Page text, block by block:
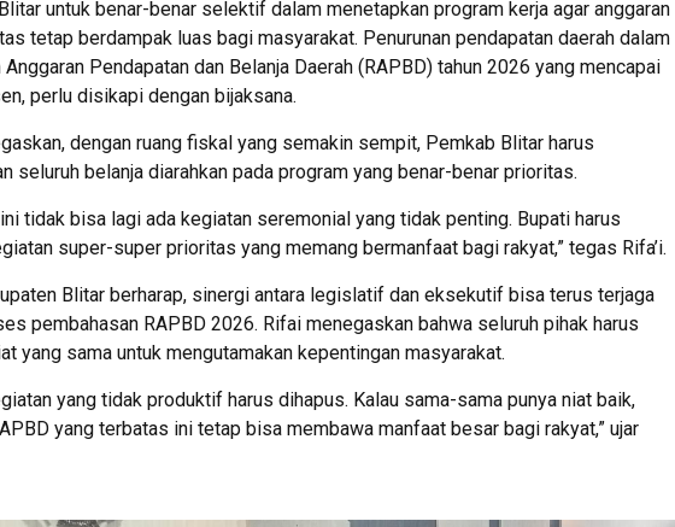
untuk benar-benar selektif dalam menetapkan program kerja agar anggaran
tetap berdampak luas bagi masyarakat. Penurunan pendapatan daerah dalam
Anggaran Pendapatan dan Belanja Daerah (RAPBD) tahun 2026 yang mencapai
perlu disikapi dengan bijaksana.
dengan ruang fiskal yang semakin sempit, Pemkab Blitar harus
seluruh belanja diarahkan pada program yang benar-benar prioritas.
tidak bisa lagi ada kegiatan seremonial yang tidak penting. Bupati harus
super-super prioritas yang memang bermanfaat bagi rakyat,” tegas Rifa’i.
Blitar berharap, sinergi antara legislatif dan eksekutif bisa terus terjaga
pembahasan RAPBD 2026. Rifai menegaskan bahwa seluruh pihak harus
yang sama untuk mengutamakan kepentingan masyarakat.
yang tidak produktif harus dihapus. Kalau sama-sama punya niat baik,
yang terbatas ini tetap bisa membawa manfaat besar bagi rakyat,” ujar